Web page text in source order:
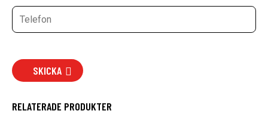
SKICKA
RELATERADE PRODUKTER